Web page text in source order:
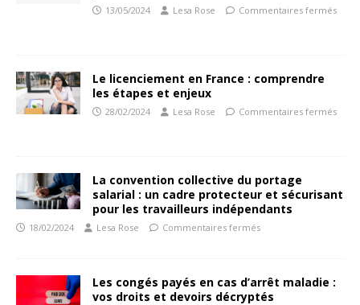
13/05/2024 Lesa Rose Commentaires fermés
Le licenciement en France : comprendre
les étapes et enjeux
28/02/2024 Lesa Rose Commentaires fermés
La convention collective du portage
salarial : un cadre protecteur et sécurisant
pour les travailleurs indépendants
18/02/2024 Lesa Rose Commentaires fermés
Les congés payés en cas d’arrêt maladie :
vos droits et devoirs décryptés